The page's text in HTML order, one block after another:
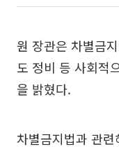
원 장관은 차별금
도 정비 등 사회적
을 밝혔다.
차별금지법과 관